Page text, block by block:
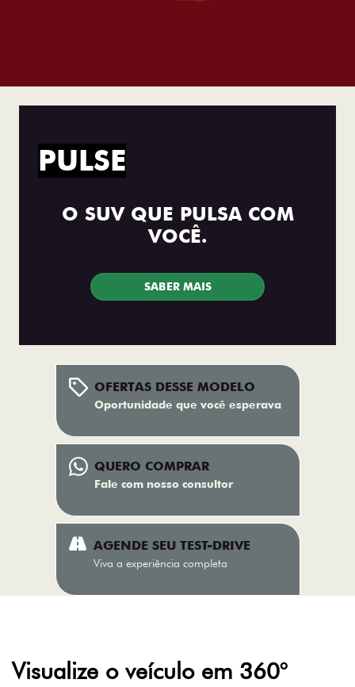
PULSE
O SUV QUE PULSA COM
VOCÊ.
SABER MAIS
OFERTAS DESSE MODELO
Oportunidade que você esperava
QUERO COMPRAR
Fale com nosso consultor
AGENDE SEU TEST-DRIVE
Viva a experiência completa
Visualize o veículo em 360°